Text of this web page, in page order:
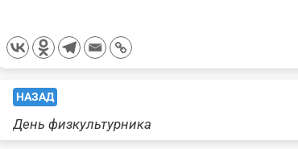
<span
class="nav-
НАЗАД
День физкультурника